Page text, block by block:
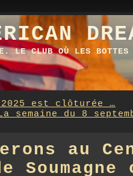
LE CLUB OÙ LES BOTTES
2025 est clôturée …
semaine du 8
au